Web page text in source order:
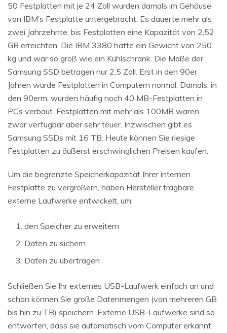
50 Festplatten mit je 24 Zoll wurden damals im Gehäuse
von IBM’s Festplatte untergebracht. Es dauerte mehr als
zwei Jahrzehnte, bis Festplatten eine Kapazität von 2,52
GB erreichten. Die IBM 3380 hatte ein Gewicht von 250
kg und war so groß wie ein Kühlschrank. Die Maße der
Samsung SSD betragen nur 2,5 Zoll. Erst in den 90er
Jahren wurde Festplatten in Computern normal. Damals, in
den 90erm, wurden häufig noch 40 MB-Festplatten in
PCs verbaut. Festplatten mit mehr als 100MB waren
zwar verfügbar aber sehr teuer. Inzwischen gibt es
Samsung SSDs mit 16 TB. Heute können Sie riesige
Festplatten zu äußerst erschwinglichen Preisen kaufen.
Um die begrenzte Speicherkapazität Ihrer internen
Festplatte zu vergrößern, haben Hersteller tragbare
externe Laufwerke entwickelt, um:
den Speicher zu erweitern
Daten zu sichern
Daten zu übertragen
Schließen Sie Ihr externes USB-Laufwerk einfach an und
schon können Sie große Datenmengen (von mehreren GB
bis hin zu TB) speichern. Externe USB-Laufwerke sind so
entworfen, dass sie automatisch vom Computer erkannt